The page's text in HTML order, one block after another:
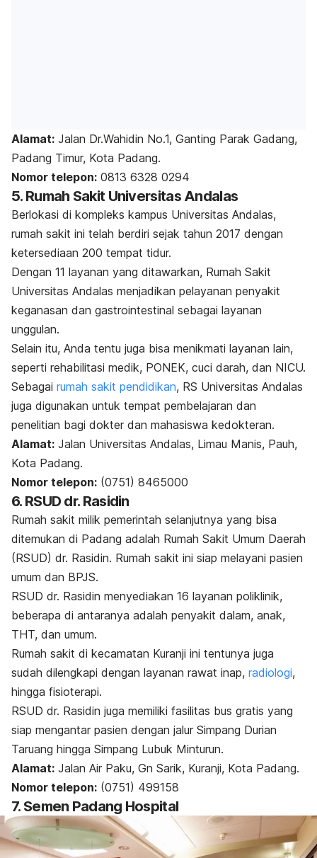
Alamat: Jalan Dr.Wahidin No.1, Ganting Parak Gadang,
Padang Timur, Kota Padang.
Nomor telepon: 0813 6328 0294
5. Rumah Sakit Universitas Andalas
Berlokasi di kompleks kampus Universitas Andalas,
rumah sakit ini telah berdiri sejak tahun 2017 dengan
ketersediaan 200 tempat tidur.
Dengan 11 layanan yang ditawarkan, Rumah Sakit
Universitas Andalas menjadikan pelayanan penyakit
keganasan dan gastrointestinal sebagai layanan
unggulan.
Selain itu, Anda tentu juga bisa menikmati layanan lain,
seperti rehabilitasi medik, PONEK, cuci darah, dan NICU.
Sebagai rumah sakit pendidikan, RS Universitas Andalas
juga digunakan untuk tempat pembelajaran dan
penelitian bagi dokter dan mahasiswa kedokteran.
Alamat: Jalan Universitas Andalas, Limau Manis, Pauh,
Kota Padang.
Nomor telepon: (0751) 8465000
6. RSUD dr. Rasidin
Rumah sakit milik pemerintah selanjutnya yang bisa
ditemukan di Padang adalah Rumah Sakit Umum Daerah
(RSUD) dr. Rasidin. Rumah sakit ini siap melayani pasien
umum dan BPJS.
RSUD dr. Rasidin menyediakan 16 layanan poliklinik,
beberapa di antaranya adalah penyakit dalam, anak,
THT, dan umum.
Rumah sakit di kecamatan Kuranji ini tentunya juga
sudah dilengkapi dengan layanan rawat inap, radiologi,
hingga fisioterapi.
RSUD dr. Rasidin juga memiliki fasilitas bus gratis yang
siap mengantar pasien dengan jalur Simpang Durian
Taruang hingga Simpang Lubuk Minturun.
Alamat: Jalan Air Paku, Gn Sarik, Kuranji, Kota Padang.
Nomor telepon: (0751) 499158
7. Semen Padang Hospital